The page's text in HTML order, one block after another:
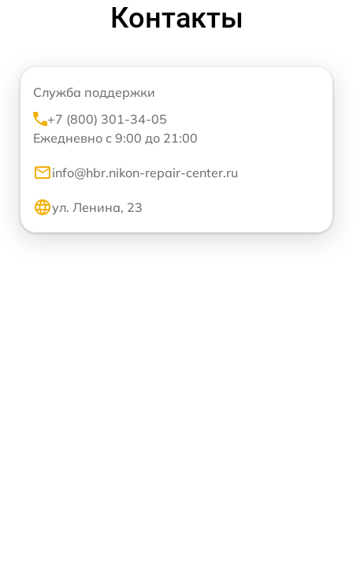
Контакты
Служба поддержки
+7 (800) 301-34-05
Ежедневно с 9:00 до 21:00
info@hbr.nikon-repair-center.ru
ул. Ленина, 23